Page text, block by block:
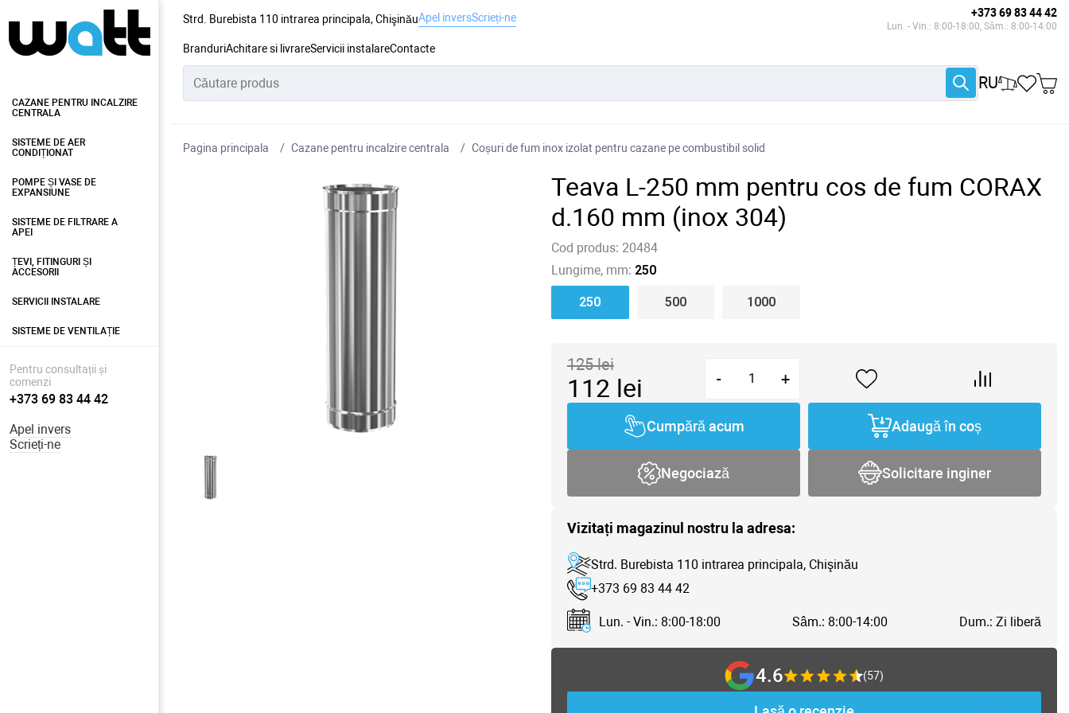
Strd. Burebista 110 intrarea principala, ChişinăuApel inversScrieți-ne +373 69 83 44 42
Lun. - Vin.: 8:00-18:00, Sâm.: 8:00-14:00
BranduriAchitare si livrareServicii instalareContacte
RU
CAZANE PENTRU INCALZIRE
CENTRALA
SISTEME DE AER
CONDIȚIONAT
POMPE ȘI VASE DE
EXPANSIUNE
SISTEME DE FILTRARE A
APEI
ȚEVI, FITINGURI ȘI
ACCESORII
SERVICII INSTALARE
SISTEME DE VENTILAȚIE
Pentru consultații și
comenzi
+373 69 83 44 42
Apel invers
Scrieți-ne
Pagina principala Cazane pentru incalzire centrala Coșuri de fum inox izolat pentru cazane pe combustibil solid
Teava L-250 mm pentru cos de fum CORAX
d.160 mm (inox 304)
Cod produs: 20484
Lungime, mm: 250
250 500 1000
125lei
112 lei - +
Cumpără acum Adaugă în coș
Negociază Solicitare inginer
Vizitați magazinul nostru la adresa:
Strd. Burebista 110 intrarea principala, Chişinău
+373 69 83 44 42
Lun. - Vin.: 8:00-18:00 Sâm.: 8:00-14:00 Dum.: Zi liberă
4.6 (57)